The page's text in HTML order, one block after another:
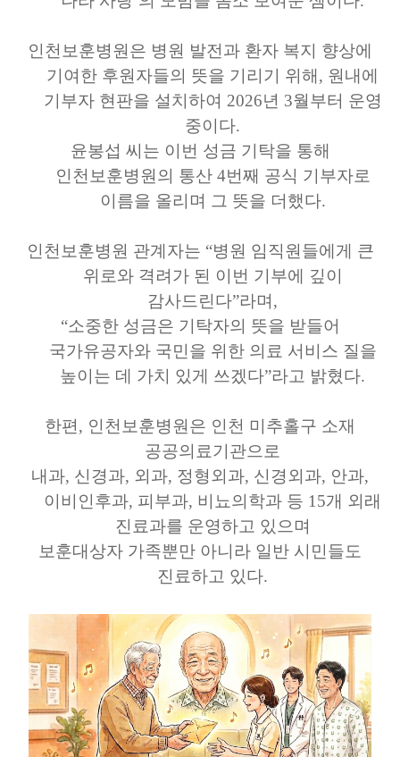
인천보훈병원은 병원 발전과 환자 복지 향상에
기여한 후원자들의 뜻을 기리기 위해, 원내에
기부자 현판을 설치하여 2026년 3월부터 운영
중이다.
윤봉섭 씨는 이번 성금 기탁을 통해
인천보훈병원의 통산 4번째 공식 기부자로
이름을 올리며 그 뜻을 더했다.
인천보훈병원 관계자는 “병원 임직원들에게 큰
위로와 격려가 된 이번 기부에 깊이
감사드린다”라며,
“소중한 성금은 기탁자의 뜻을 받들어
국가유공자와 국민을 위한 의료 서비스 질을
높이는 데 가치 있게 쓰겠다”라고 밝혔다.
한편, 인천보훈병원은 인천 미추홀구 소재
공공의료기관으로
내과, 신경과, 외과, 정형외과, 신경외과, 안과,
이비인후과, 피부과, 비뇨의학과 등 15개 외래
진료과를 운영하고 있으며
보훈대상자 가족뿐만 아니라 일반 시민들도
진료하고 있다.